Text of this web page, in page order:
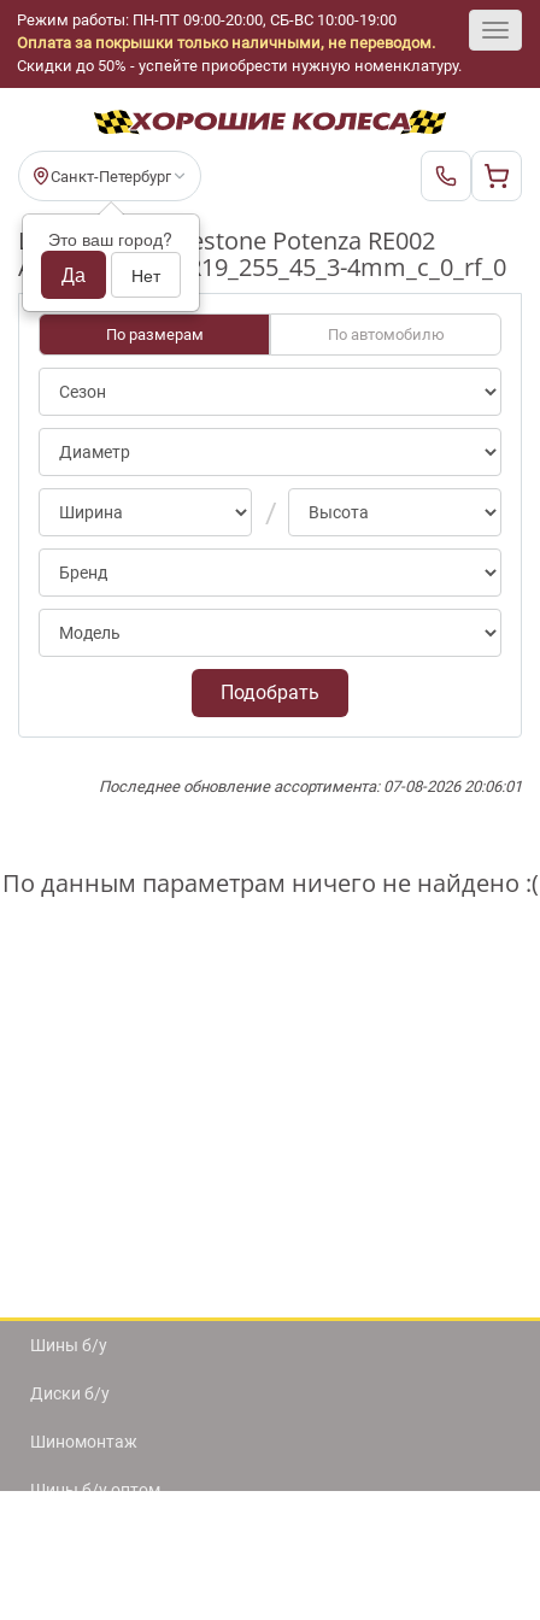
Режим работы: ПН-ПТ 09:00-20:00, СБ-ВС 10:00-19:00
Оплата за покрышки только наличными, не переводом.
Скидки до 50% - успейте приобрести нужную номенклатуру.
Санкт-Петербург
Это ваш город?
Да Нет
Шины бу Bridgestone Potenza RE002
Adrenalin ap/0 R19_255_45_3-4mm_c_0_rf_0
По размерам По автомобилю
Подобрать
Последнее обновление ассортимента: 07-08-2026 20:06:01
По данным параметрам ничего не найдено :(
Шины б/у
Диски б/у
Шиномонтаж
Шины б/у оптом